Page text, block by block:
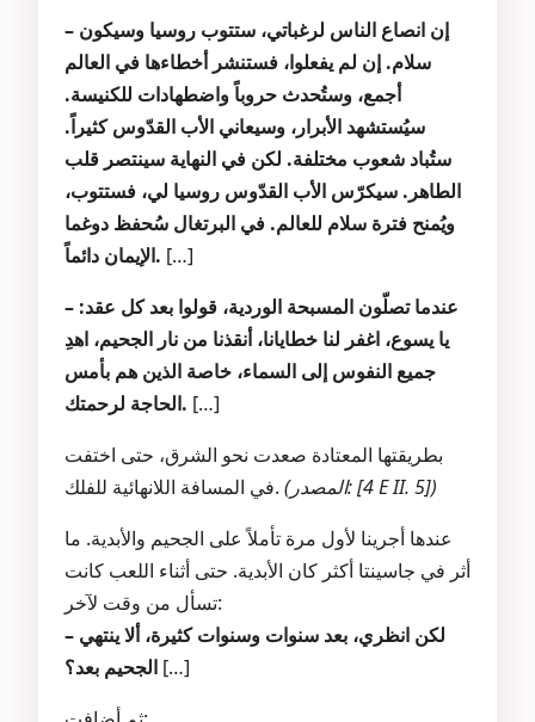
– إن انصاع الناس لرغباتي، ستتوب روسيا وسيكون
سلام. إن لم يفعلوا، فستنشر أخطاءها في العالم
أجمع، وستُحدث حروباً واضطهادات للكنيسة.
سيُستشهد الأبرار، وسيعاني الأب القدّوس كثيراً.
ستُباد شعوب مختلفة. لكن في النهاية سينتصر قلب
الطاهر. سيكرّس الأب القدّوس روسيا لي، فستتوب،
ويُمنح فترة سلام للعالم. في البرتغال سُحفظ دوغما
الإيمان دائماً. […]
– عندما تصلّون المسبحة الوردية، قولوا بعد كل عقد:
يا يسوع، اغفر لنا خطايانا، أنقذنا من نار الجحيم، اهدِ
جميع النفوس إلى السماء، خاصة الذين هم بأمس
الحاجة لرحمتك. […]
بطريقتها المعتادة صعدت نحو الشرق، حتى اختفت
في المسافة اللانهائية للفلك.
(المصدر: [4 E II. 5])
عندها أجرينا لأول مرة تأملاً على الجحيم والأبدية. ما
أثر في جاسينتا أكثر كان الأبدية. حتى أثناء اللعب كانت
تسأل من وقت لآخر:
– لكن انظري، بعد سنوات وسنوات كثيرة، ألا ينتهي
الجحيم بعد؟[…]